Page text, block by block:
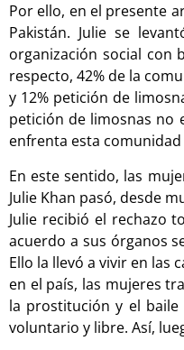
Por ello, en el presente
Pakistán. Julie se
organización social con
respecto, 42% de la
y 12% petición de
petición de limosnas no
enfrenta esta
En este sentido, las
Julie Khan pasó, desde
Julie recibió el rechazo
acuerdo a sus órganos
Ello la llevó a vivir en las
en el país, las mujeres
la prostitución y el
voluntario y libre. Así,